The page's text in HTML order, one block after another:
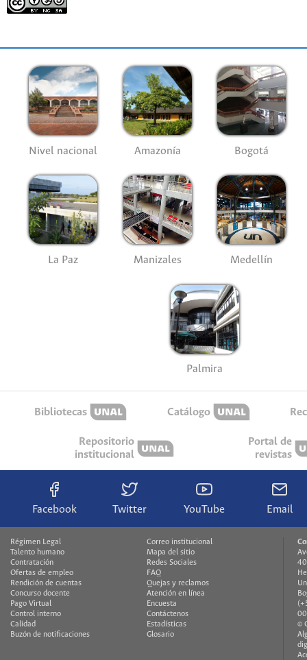
Nivel nacional Amazonía Bogotá
La Paz Manizales Medellín
Palmira
Bibliotecas Catálogo
Repositorio
institucional
Portal de
revistas
Facebook Twitter YouTube Email
Régimen Legal
Talento humano
Contratación
Ofertas de empleo
Rendición de cuentas
Concurso docente
Pago Virtual
Control interno
Calidad
Buzón de notificaciones
Correo institucional
Mapa del sitio
Redes Sociales
FAQ
Quejas y reclamos
Atención en línea
Encuesta
Contáctenos
Estadísticas
Glosario
©